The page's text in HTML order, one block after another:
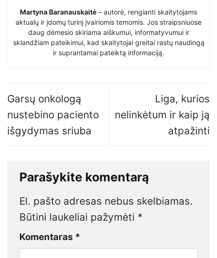
Martyna Baranauskaitė – autorė, rengianti skaitytojams
aktualų ir įdomų turinį įvairiomis temomis. Jos straipsniuose
daug dėmesio skiriama aiškumui, informatyvumui ir
sklandžiam pateikimui, kad skaitytojai greitai rastų naudingą
ir suprantamai pateiktą informaciją.
Garsų onkologą
nustebino paciento
išgydymas sriuba
Liga, kurios
nelinkėtum ir kaip ją
atpažinti
Parašykite komentarą
El. pašto adresas nebus skelbiamas.
Būtini laukeliai pažymėti *
Komentaras *